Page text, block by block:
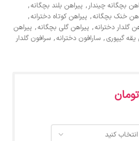
بچگانه چیندار, پیراهن بلند بچگانه,
خنک بچگانه, پیراهن کوتاه دخترانه,
گلدار دخترانه, پیراهن گلی بچگانه, پیراهن
یقه گیپوری, سارافون دخترانه, سرافون گلدار
تومان